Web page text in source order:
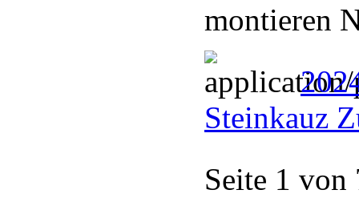
montieren
Steinkauz
Seite 1 von